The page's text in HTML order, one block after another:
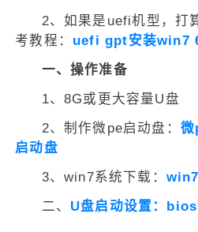
2、如果是uefi机型，打
考教程： uefi gpt安装win7
一、操作准备
1、8G或更大容量U盘
2、制作微pe启动盘： 微
启动盘
3、win7系统下载：
二、 U盘启动设置：